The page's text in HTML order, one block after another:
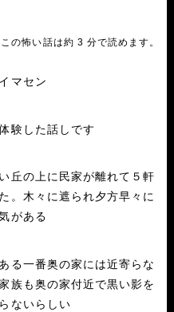
この怖い話は約 3 分で読めます。
マセン
験した話しです
丘の上に民家が離れて５軒
。木々に遮られ夕方早々に
がある
る一番奥の家には近寄らな
族も奥の家付近で黒い影を
ないらしい